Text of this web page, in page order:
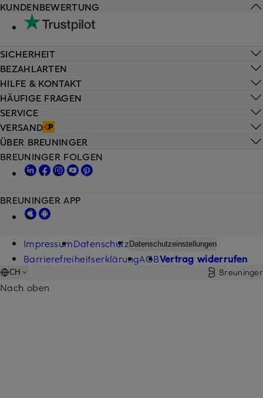
HILFE & KONTAKT
HÄUFIGE FRAGEN
SERVICE
VERSAND
KUNDENBEWERTUNG
SICHERHEIT
BEZAHLARTEN
ÜBER BREUNINGER
BREUNINGER FOLGEN
BREUNINGER APP
ImpressumDatenschutz Datenschutzeinstellungen
BarrierefreiheitserklärungAGBVertrag widerrufen
CH Breuninger
Nach oben